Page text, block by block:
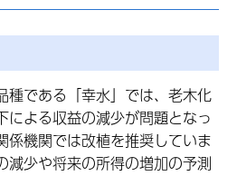
種である「幸水」では、老木化
による収益の減少が問題となっ
係機関では改植を推奨していま
減少や将来の所得の増加の予測